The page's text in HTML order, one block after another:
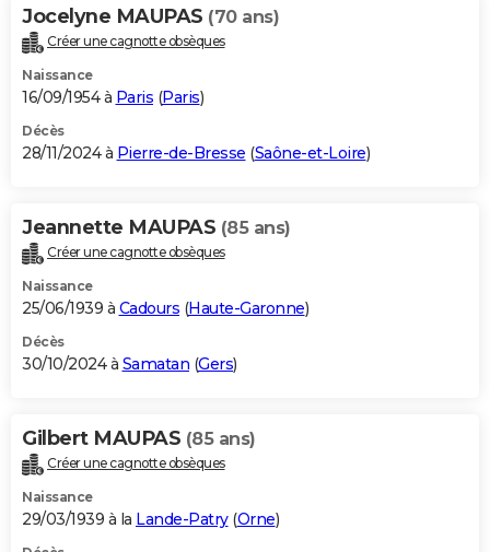
Jocelyne MAUPAS (70 ans)
Créer une cagnotte obsèques
Naissance
16/09/1954 à Paris (Paris)
Décès
28/11/2024 à Pierre-de-Bresse (Saône-et-Loire)
Jeannette MAUPAS (85 ans)
Créer une cagnotte obsèques
Naissance
25/06/1939 à Cadours (Haute-Garonne)
Décès
30/10/2024 à Samatan (Gers)
Gilbert MAUPAS (85 ans)
Créer une cagnotte obsèques
Naissance
29/03/1939 à la Lande-Patry(Orne)